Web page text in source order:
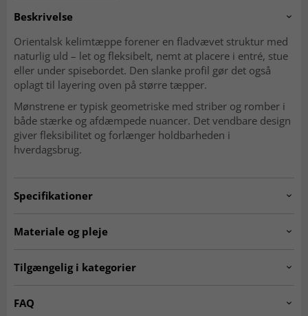
Beskrivelse
Orientalsk kelimtæppe forener en fladvævet struktur med
naturlig uld – let og fleksibelt, nemt at placere i entré, stue
eller under spisebordet. Den slanke profil gør det også
oplagt til layering oven på større tæpper.
Mønstrene er typisk geometriske med striber og romber i
både stærke og afdæmpede nuancer. Det vendbare design
giver fleksibilitet og forlænger holdbarheden i
hverdagsbrug.
Specifikationer
Vævning
Materiale og pleje
Materiale
Uld
Tilgængelig i kategorier
FAQ